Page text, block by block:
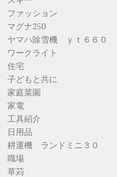
ファッション
マグナ250
ヤマハ除雪機 ｙｔ６６０
ワークライト
住宅
子どもと共に
家庭菜園
家電
工具紹介
日用品
耕運機 ランドミニ３０
職場
草苅